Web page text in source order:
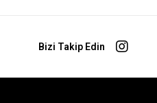
Bizi Takip Edin